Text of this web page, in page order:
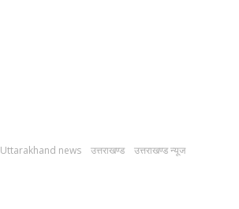
Uttarakhand news उत्तराखण्ड
उत्तराखण्ड न्यूज